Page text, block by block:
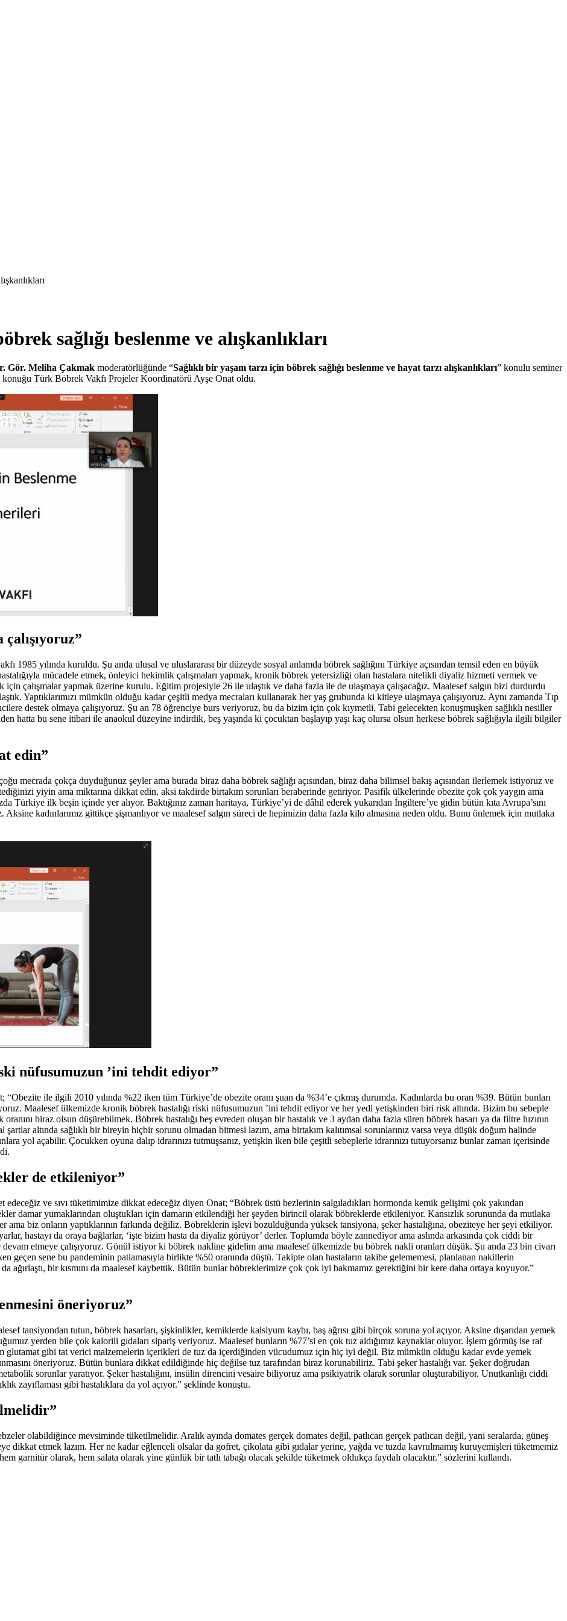
sağlığı beslenme ve alışkanlıkları
Gör. Meliha Çakmak moderatörlüğünde “Sağlıklı bir yaşam tarzı için böbrek sağlığı beslenme ve hayat tarzı alışkanlıkları” konulu seminer
Türk Böbrek Vakfı Projeler Koordinatörü Ayşe Onat oldu.
1985 yılında kuruldu. Şu anda ulusal ve uluslararası bir düzeyde sosyal anlamda böbrek sağlığını Türkiye açısından temsil eden en büyük
mücadele etmek, önleyici hekimlik çalışmaları yapmak, kronik böbrek yetersizliği olan hastalara nitelikli diyaliz hizmeti vermek ve
için çalışmalar yapmak üzerine kurulu. Eğitim projesiyle 26 ile ulaştık ve daha fazla ile de ulaşmaya çalışacağız. Maalesef salgın bizi durdurdu
Yaptıklarımızı mümkün olduğu kadar çeşitli medya mecraları kullanarak her yaş grubunda ki kitleye ulaşmaya çalışıyoruz. Aynı zamanda Tıp
destek olmaya çalışıyoruz. Şu an 78 öğrenciye burs veriyoruz, bu da bizim için çok kıymetli. Tabi gelecekten konuşmuşken sağlıklı nesiller
hatta bu sene itibari ile anaokul düzeyine indirdik, beş yaşında ki çocuktan başlayıp yaşı kaç olursa olsun herkese böbrek sağlığıyla ilgili bilgiler
edin”
mecrada çokça duyduğunuz şeyler ama burada biraz daha böbrek sağlığı açısından, biraz daha bilimsel bakış açısından ilerlemek istiyoruz ve
yiyin ama miktarına dikkat edin, aksi takdirde birtakım sorunları beraberinde getiriyor. Pasifik ülkelerinde obezite çok çok yaygın ama
Türkiye ilk beşin içinde yer alıyor. Baktığınız zaman haritaya, Türkiye’yi de dâhil ederek yukarıdan İngiltere’ye gidin bütün kıta Avrupa’sını
kadınlarımız gittikçe şişmanlıyor ve maalesef salgın süreci de hepimizin daha fazla kilo almasına neden oldu. Bunu önlemek için mutlaka
nüfusumuzun ’ini tehdit ediyor”
ile ilgili 2010 yılında %22 iken tüm Türkiye’de obezite oranı şuan da %34’e çıkmış durumda. Kadınlarda bu oran %39. Bütün bunları
Maalesef ülkemizde kronik böbrek hastalığı riski nüfusumuzun ’ini tehdit ediyor ve her yedi yetişkinden biri risk altında. Bizim bu sebeple
biraz olsun düşürebilmek. Böbrek hastalığı beş evreden oluşan bir hastalık ve 3 aydan daha fazla süren böbrek hasarı ya da filtre hızının
altında sağlıklı bir bireyin hiçbir sorunu olmadan bitmesi lazım, ama birtakım kalıtımsal sorunlarınız varsa veya düşük doğum halinde
yol açabilir. Çocukken oyuna dalıp idrarınızı tutmuşsanız, yetişkin iken bile çeşitli sebeplerle idrarınızı tutuyorsanız bunlar zaman içerisinde
de etkileniyor”
edeceğiz ve sıvı tüketimimize dikkat edeceğiz diyen Onat; “Böbrek üstü bezlerinin salgıladıkları hormonda kemik gelişimi çok yakından
damar yumaklarından oluştukları için damarın etkilendiği her şeyden birincil olarak böbreklerde etkileniyor. Kansızlık sorununda da mutlaka
ama biz onların yaptıklarının farkında değiliz. Böbreklerin işlevi bozulduğunda yüksek tansiyona, şeker hastalığına, obeziteye her şeyi etkiliyor.
hastayı da oraya bağlarlar, ‘işte bizim hasta da diyaliz görüyor’ derler. Toplumda böyle zannediyor ama aslında arkasında çok ciddi bir
etmeye çalışıyoruz. Gönül istiyor ki böbrek nakline gidelim ama maalesef ülkemizde bu böbrek nakli oranları düşük. Şu anda 23 bin civarı
geçen sene bu pandeminin patlamasıyla birlikte %50 oranında düştü. Takipte olan hastaların takibe gelememesi, planlanan nakillerin
da ağırlaştı, bir kısmını da maalesef kaybettik. Bütün bunlar böbreklerimize çok çok iyi bakmamız gerektiğini bir kere daha ortaya koyuyor.”
öneriyoruz”
tansiyondan tutun, böbrek hasarları, şişkinlikler, kemiklerde kalsiyum kaybı, baş ağrısı gibi birçok soruna yol açıyor. Aksine dışarıdan yemek
yerden bile çok kalorili gıdaları sipariş veriyoruz. Maalesef bunların %77’si en çok tuz aldığımız kaynaklar oluyor. İşlem görmüş ise raf
glutamat gibi tat verici malzemelerin içerikleri de tuz da içerdiğinden vücudumuz için hiç iyi değil. Biz mümkün olduğu kadar evde yemek
öneriyoruz. Bütün bunlara dikkat edildiğinde hiç değilse tuz tarafından biraz korunabiliriz. Tabi şeker hastalığı var. Şeker doğrudan
sorunlar yaratıyor. Şeker hastalığını, insülin direncini vesaire biliyoruz ama psikiyatrik olarak sorunlar oluşturabiliyor. Unutkanlığı ciddi
zayıflaması gibi hastalıklara da yol açıyor.” şeklinde konuştu.
olabildiğince mevsiminde tüketilmelidir. Aralık ayında domates gerçek domates değil, patlıcan gerçek patlıcan değil, yani seralarda, güneş
dikkat etmek lazım. Her ne kadar eğlenceli olsalar da gofret, çikolata gibi gıdalar yerine, yağda ve tuzda kavrulmamış kuruyemişleri tüketmemiz
garnitür olarak, hem salata olarak yine günlük bir tatlı tabağı olacak şekilde tüketmek oldukça faydalı olacaktır.” sözlerini kullandı.